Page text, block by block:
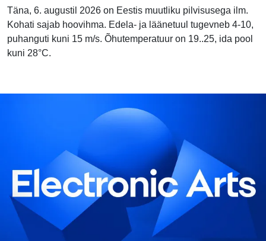
Täna, 6. augustil 2026 on Eestis muutliku pilvisusega ilm.
Kohati sajab hoovihma. Edela- ja läänetuul tugevneb 4-10,
puhanguti kuni 15 m/s. Õhutemperatuur on 19..25, ida pool
kuni 28°C.